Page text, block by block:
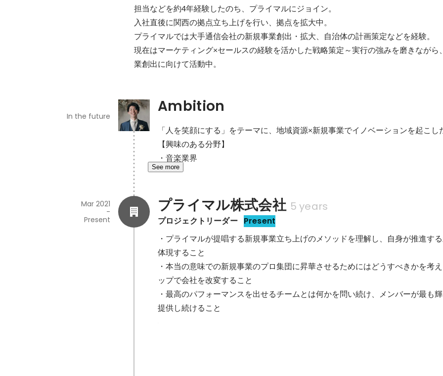
担当などを約4年経験したのち、プライマルにジョイン。
入社直後に関西の拠点立ち上げを行い、拠点を拡大中。
プライマルでは大手通信会社の新規事業創出・拡大、自治体の計画策定などを経験。
現在はマーケティング×セールスの経験を活かした戦略策定～実行の強みを磨きながら
業創出に向けて活動中。
Ambition
In the future
「人を笑顔にする」をテーマに、地域資源×新規事業でイノベーションを起こし
【興味のある分野】
・音楽業界
See more
プライマル株式会社 5 years
プロジェクトリーダー Present
Mar 2021
-
Present
・プライマルが提唱する新規事業立ち上げのメソッドを理解し、自身が推進す
体現すること
・本当の意味での新規事業のプロ集団に昇華させるためにはどうすべきかを考
ップで会社を改変すること
・最高のパフォーマンスを出せるチームとは何かを問い続け、メンバーが最も
提供し続けること